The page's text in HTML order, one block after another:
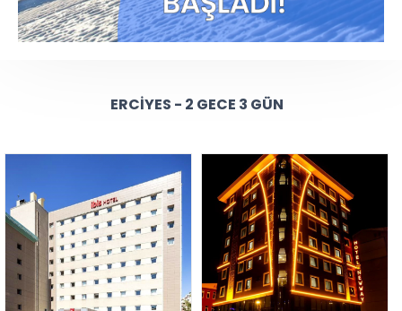
ERCIYES - 2 GECE 3 GÜN